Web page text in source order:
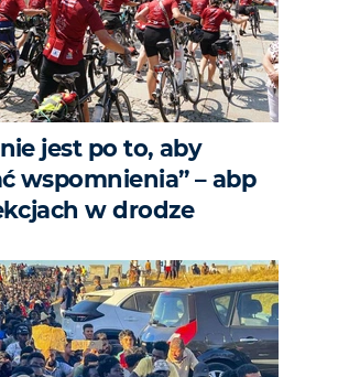
jest po to, aby
wspomnienia” – abp
w drodze